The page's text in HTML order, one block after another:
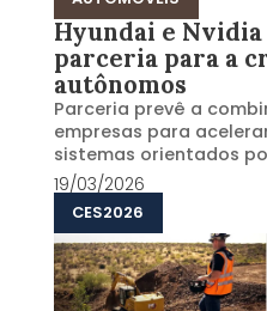
Hyundai e
parceria para a
autônomos
Parceria prevê a
empresas para
sistemas orientados
19/03/2026
CES2026